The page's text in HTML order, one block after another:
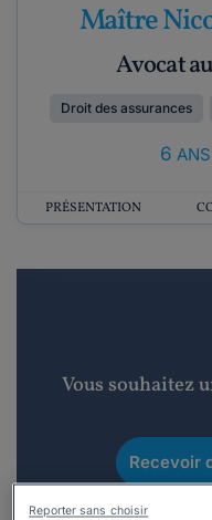
Maître
Avocat
Droit des assurances
6 ANS
PRÉSENTATION
Vous souhaitez
Recevoir
Reporter sans choisir